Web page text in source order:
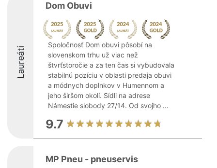
Laureáti
Dom Obuvi
Spoločnosť Dom obuvi pôsobí na
slovenskom trhu už viac než
štvrťstoročie a za ten čas si vybudovala
stabilnú pozíciu v oblasti predaja obuvi
a módnych doplnkov v Humennom a
jeho širšom okolí. Sídli na adrese
Námestie slobody 27/14. Od svojho ...
9.7
MP Pneu - pneuservis